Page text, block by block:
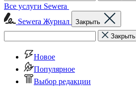
Все услуги Sewera
Sewera Журнал
Закрыть
Закрыть
Новое
Популярное
Выбор редакции